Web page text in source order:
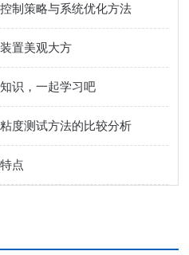
制策略与系统优化方法
置美观大方
识，一起学习吧
度测试方法的比较分析
点